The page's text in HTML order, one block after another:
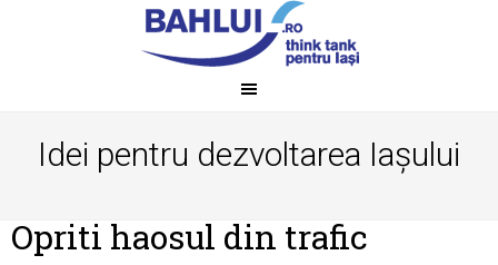
Idei pentru dezvoltarea Iașului
Opriti haosul din trafic